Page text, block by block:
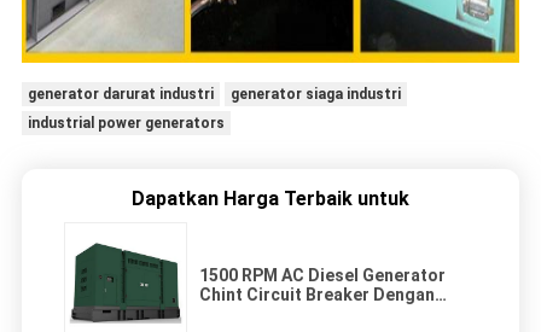
generator darurat industri
generator siaga industri
industrial power generators
Dapatkan Harga Terbaik untuk
1500 RPM AC Diesel Generator
Chint Circuit Breaker Dengan